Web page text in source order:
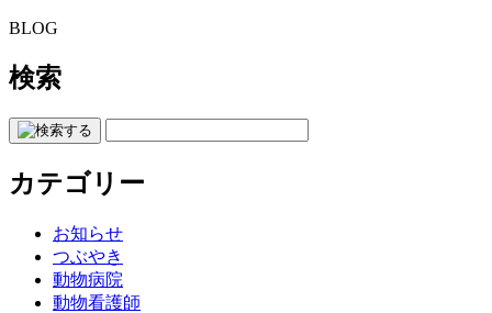
BLOG
検索
カテゴリー
お知らせ
つぶやき
動物病院
動物看護師